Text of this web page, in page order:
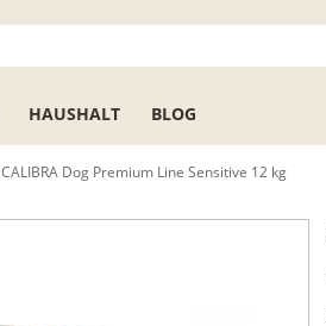
HAUSHALT BLOG
CALIBRA Dog Premium Line Sensitive 12 kg